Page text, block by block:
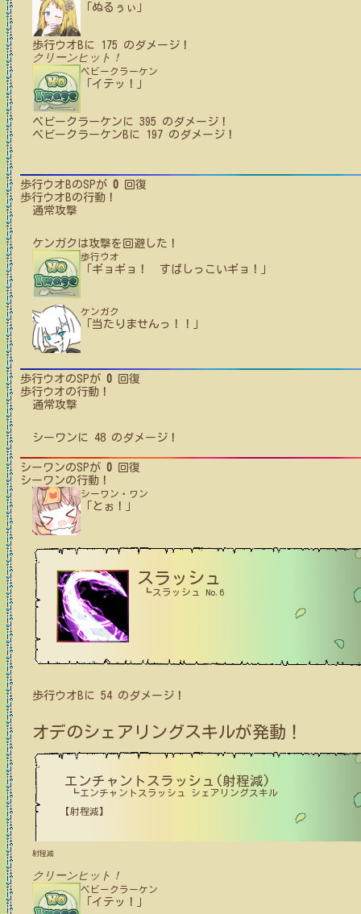
「ぬるぅぃ」
歩行ウオB に 175 のダメージ！
クリーンヒット！
ベビークラーケン
「イテッ！」
ベビークラーケン に 395 のダメージ！
ベビークラーケンB に 197 のダメージ！
歩行ウオBのSPが 0 回復
歩行ウオBの行動！
通常攻撃
ケンガク は攻撃を回避した！
歩行ウオ
「ギョギョ！ すばしっこいギョ！」
ケンガク
「当たりませんっ！！」
歩行ウオのSPが 0 回復
歩行ウオの行動！
通常攻撃
シーワン に 48 のダメージ！
シーワンのSPが 0 回復
シーワンの行動！
シーワン・ワン
「とぉ！」
スラッシュ
┗スラッシュ No.6
歩行ウオB に 54のダメージ！
オデのシェアリングスキルが発動！
エンチャントスラッシュ(射程減)
┗エンチャントスラッシュ シェアリングスキル
【射程減】
射程減
クリーンヒット！
ベビークラーケン
「イテッ！」